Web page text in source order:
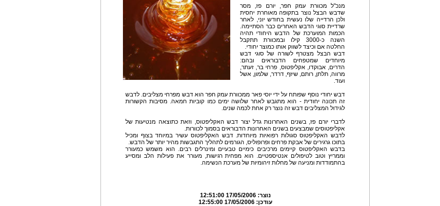
מנכ"ל מכוורת עמק חפר, יורם פז, מסר
שדבש הבצל נוצר בתקופה מאוחרת יחסית
ולכן הרדייה שלו נעשית בחודש יוני, לאחר
שרדיית סוגי הדבש האחרים כבר הסתיימה.
הכמות המוערכת של הדבש היחודי תהיה
השנה כ-3000 קילו ובמכוורת תתקבל
החלטה אם וכיצד לשווק אותו כמוצר יחודי.
דבש הבצל מצטרף לשורה של סוגי דבש
מיוחדים שמטפחים הדבוראים ובהם:
הדרים, אבוקדו, אקליפטוס, פרחי בר, זעתר,
מרווה, תלתן, רותם, שיזף, דרדר, שלמון, אשל
ועוד.
דבש יחודי נוסף שפותח על ידי יוסי פאר ממכוורת עמק חפר הוא דבש מפרחי מצליבים. לדבש
זה תכונה יחודית - הוא מתגבש לאחר שלושה ימים כמו קוביות חמאה. מסיבות הקשורות
לגידול המצליבים דבש זה נוצר רק אחת לכמה שנים.
לדברי יורם פז, בשנים האחרונות גדל יצור דבש האקליפטוס, וזאת כתוצאה מנטיעות של
אקליפטוסים שמבצעים בשנים האחרונות הדבוראים בסמוך לכוורות.
לדבש האקליפטוס סגולות רפואיות מיוחדות. דבש האקליפטוס עשיר במיוחד בצוף ומכיל
בתוכו גרגירים של אבקת פרחים ופרופוליס, הגורמים לתהליך התגבשות מהיר יותר של הדבש.
בדבש האקליפטוס קיימים מרכיבים כימיים טבעיים ומינרלים רבים. הוא משמש כמעורר
וממריץ וטוב לטיפולים אנטיספטיים. הוא מפחית רגישות, מעורר את פעילות הלב ומסייע
בהתמודדות ומניעה של מחלות זיהומיות של מערכת הנשימה.
נוצר:17/05/2006 12:51:00
עודכן:17/05/2006 12:55:00